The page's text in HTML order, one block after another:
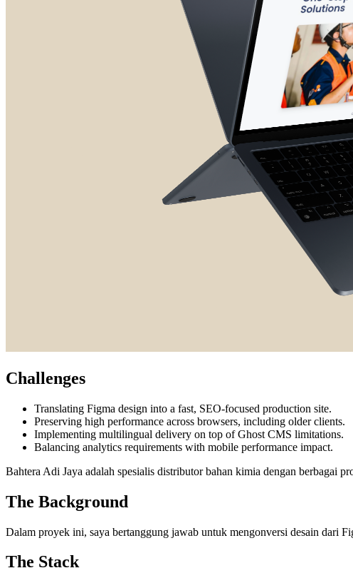
Challenges
Translating Figma design into a fast, SEO-focused production site.
Preserving high performance across browsers, including older clients.
Implementing multilingual delivery on top of Ghost CMS limitations.
Balancing analytics requirements with mobile performance impact.
Bahtera Adi Jaya adalah spesialis distributor bahan kimia dengan berbagai
The Background
Dalam proyek ini, saya bertanggung jawab untuk mengonversi desain dari
The Stack